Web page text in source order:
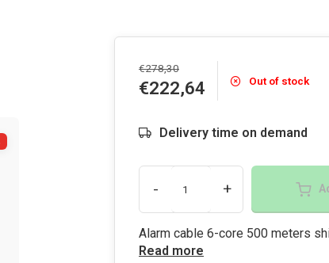
€278,30
€222,64 Out of stock
Delivery time on demand
- +
Alarm cable 6-core 500 meters
Read more